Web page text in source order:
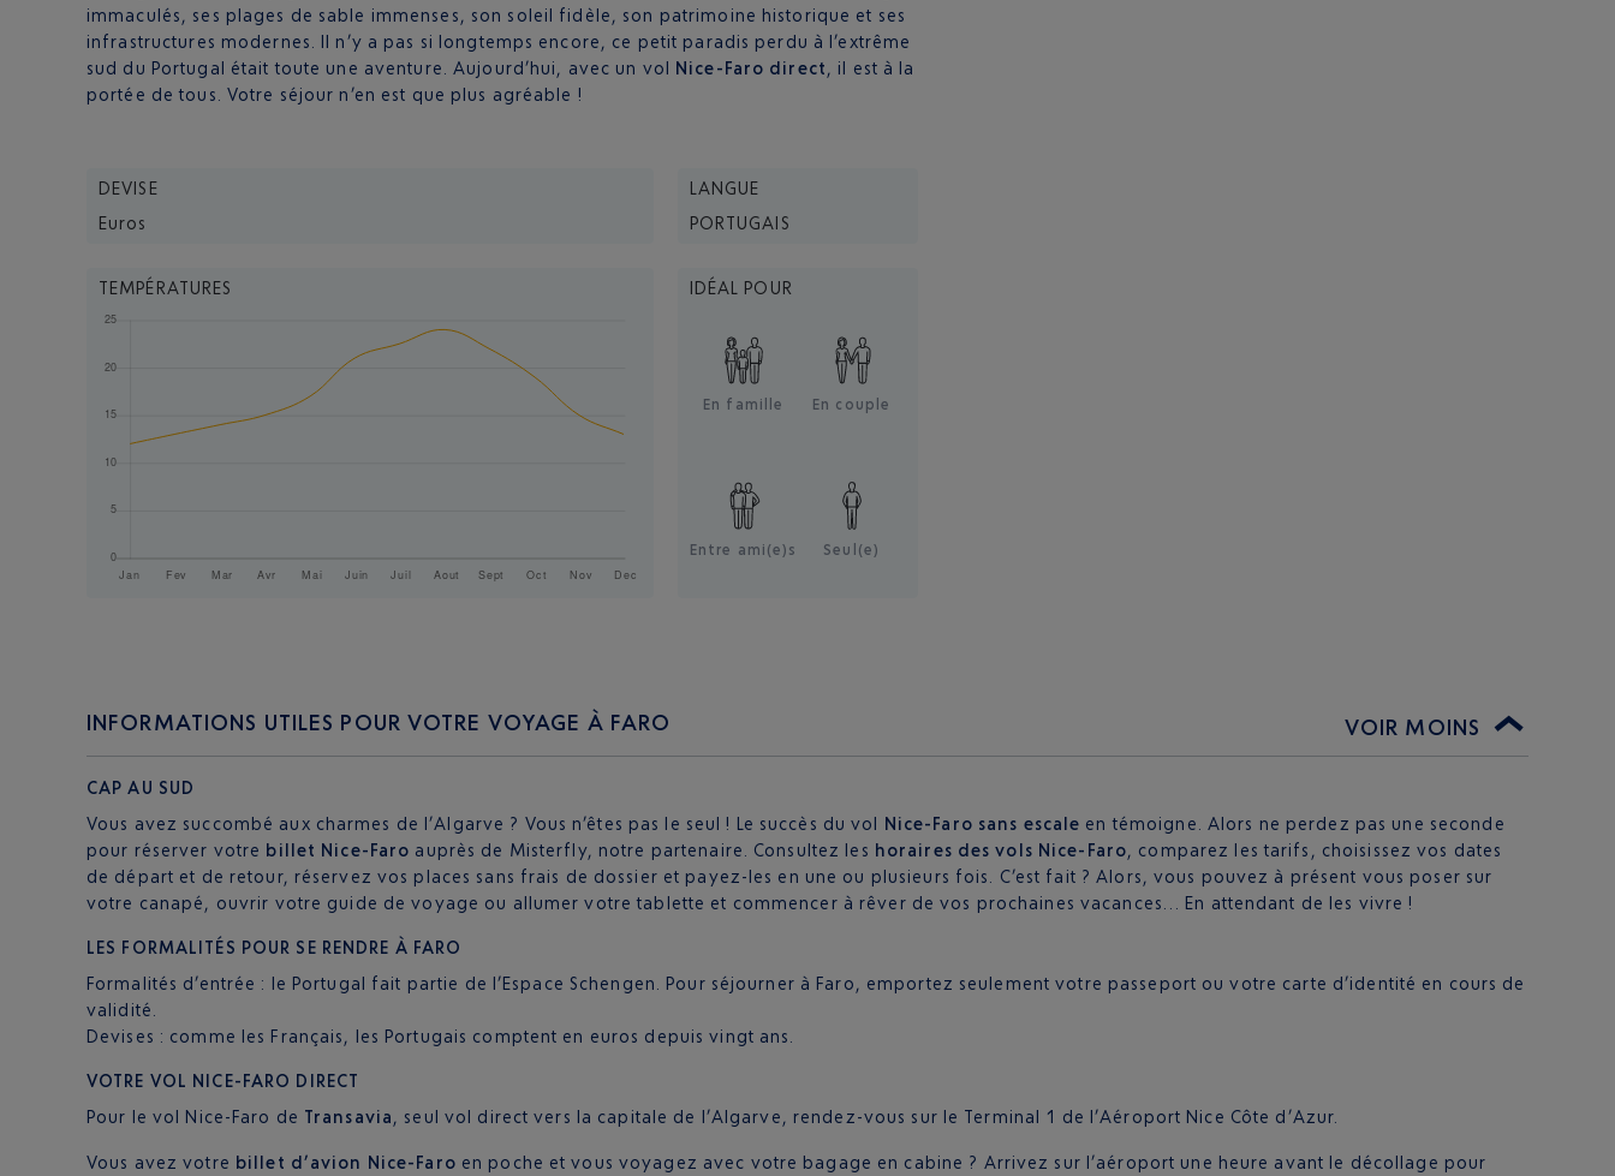
immaculés, ses plages de sable immenses, son soleil fidèle, son patrimoine historique et ses
infrastructures modernes. Il n’y a pas si longtemps encore, ce petit paradis perdu à l’extrême
sud du Portugal était toute une aventure. Aujourd’hui, avec un vol Nice-Faro direct, il est à la
portée de tous. Votre séjour n’en est que plus agréable !
DEVISE
Euros
LANGUE
PORTUGAIS
TEMPÉRATURES IDÉAL POUR
En famille En couple
Entre ami(e)s Seul(e)
INFORMATIONS UTILES POUR VOTRE VOYAGE À FARO VOIR MOINS
CAP AU SUD
Vous avez succombé aux charmes de l’Algarve ? Vous n’êtes pas le seul ! Le succès du vol Nice-Faro sans escale en témoigne. Alors ne perdez pas une seconde
pour réserver votre billet Nice-Faro auprès de Misterfly, notre partenaire. Consultez les horaires des vols Nice-Faro, comparez les tarifs, choisissez vos dates
de départ et de retour, réservez vos places sans frais de dossier et payez-les en une ou plusieurs fois. C’est fait ? Alors, vous pouvez à présent vous poser sur
votre canapé, ouvrir votre guide de voyage ou allumer votre tablette et commencer à rêver de vos prochaines vacances… En attendant de les vivre !
LES FORMALITÉS POUR SE RENDRE À FARO
Formalités d’entrée : le Portugal fait partie de l’Espace Schengen. Pour séjourner à Faro, emportez seulement votre passeport ou votre carte d’identité en cours de
validité.
Devises : comme les Français, les Portugais comptent en euros depuis vingt ans.
VOTRE VOL NICE-FARO DIRECT
Pour le vol Nice-Faro de Transavia, seul vol direct vers la capitale de l’Algarve, rendez-vous sur le Terminal 1 de l’Aéroport Nice Côte d’Azur.
Vous avez votre billet d’avion Nice-Faro en poche et vous voyagez avec votre bagage en cabine ? Arrivez sur l’aéroport une heure avant le décollage pour